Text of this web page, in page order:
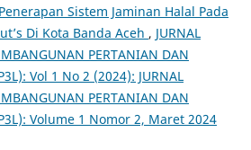
Sistem Jaminan Halal Pada
Di Kota Banda Aceh , JURNAL
PERTANIAN DAN
Vol 1 No 2 (2024): JURNAL
PERTANIAN DAN
Volume 1 Nomor 2, Maret 2024